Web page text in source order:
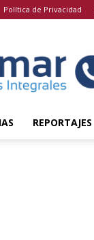
Política de Privacidad
REPORTAJES